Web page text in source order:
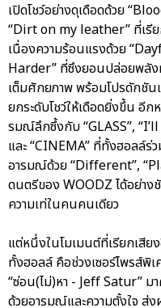
เปิดโชว์อย่างดุเดือดด้วย
“Dirt on my leather” ที่เรี
เนื่องความร้อนแรงด้วย
Harder” ที่ซึงยอนปล่อยพลั
เต็มศักยภาพ พร้อมโปรดักชัน
ยกระดับโชว์ให้เดือดยิ่งขึ้น อี
รมณ์ลึกซึ้งกับ “GLASS”,
และ “CINEMA” ที่ทั้งฮอลล์
อารมณ์ด้วย “Different”,
ดนตรีของ WOODZ ได้อย่าง
ความเท่ในคนคนเดียว
แต่หนึ่งในโมเมนต์ที่เรียกเสีย
ทั้งฮอลล์ คือช่วงเซอร์ไพรส์พิ
“ซ่อน(ไม่)หา - Jeff Satur” ม
ด้วยอารมณ์และความตั้งใจ ส่